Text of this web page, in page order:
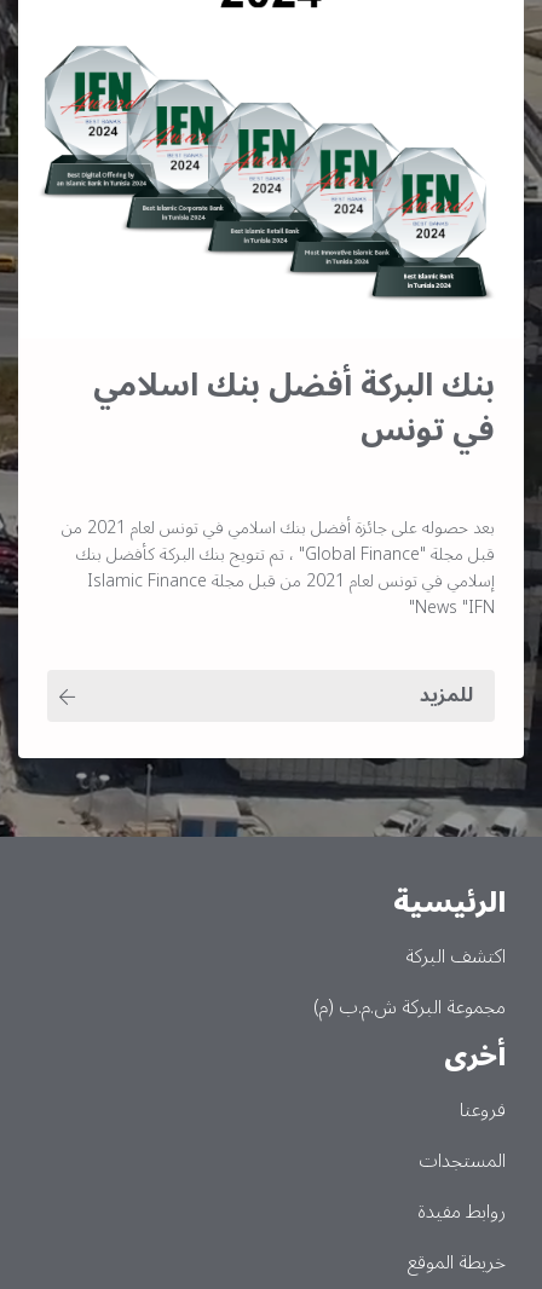
بنك البركة أفضل بنك اسلامي
في تونس
بعد حصوله على جائزة أفضل بنك اسلامي في تونس لعام 2021 من
قبل مجلة "Global Finance" ، تم تتويج بنك البركة كأفضل بنك
إسلامي في تونس لعام 2021 من قبل مجلة Islamic Finance
News "IFN"
للمزيد
Main
الرئيسية
اكتشف البركة
مجموعة البركة ش.م.ب (م)
أخرى
فروعنا
المستجدات
روابط مفيدة
خريطة الموقع